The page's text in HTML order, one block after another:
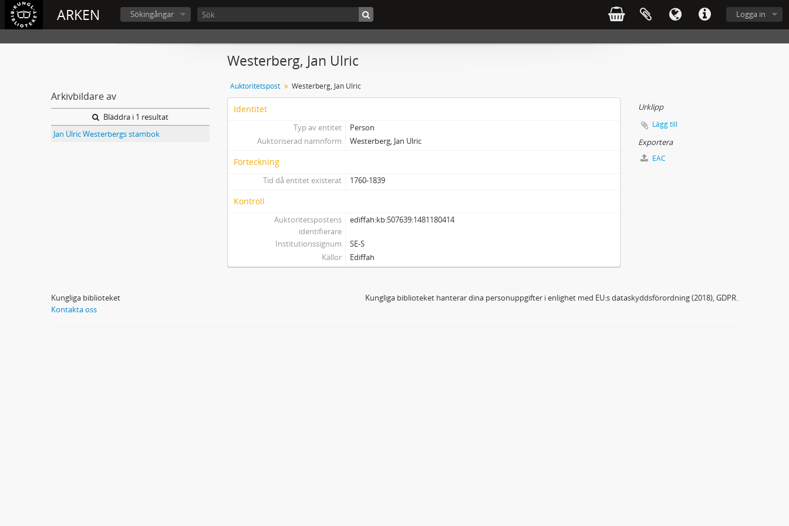
ARKEN Logga in
Sökingångar
Arkivbildare av
Bläddra i 1 resultat
Jan Ulric Westerbergs stambok
Westerberg, Jan Ulric
Auktoritetspost Westerberg, Jan Ulric
Identitet
Typ av entitet
Person
Auktoriserad namnform
Westerberg, Jan Ulric
Förteckning
Tid då entitet existerat 1760-1839
Kontroll
Auktoritetspostens
identifierare
ediffah:kb:507639:1481180414
Institutionssignum
SE-S
Källor
Ediffah
Urklipp
Lägg till
Exportera
EAC
Kungliga biblioteket
Kontakta oss
Kungliga biblioteket hanterar dina personuppgifter i enlighet med EU:s dataskyddsförordning (2018), GDPR.